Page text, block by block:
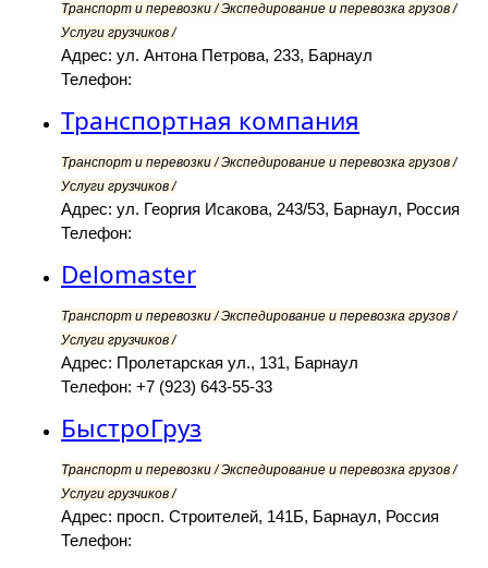
Транспорт и перевозки / Экспедирование и перевозка грузов /
Услуги грузчиков /
Адрес: ул. Антона Петрова, 233, Барнаул
Телефон:
Транспортная компания
Транспорт и перевозки / Экспедирование и перевозка грузов /
Услуги грузчиков /
Адрес: ул. Георгия Исакова, 243/53, Барнаул, Россия
Телефон:
Delomaster
Транспорт и перевозки / Экспедирование и перевозка грузов /
Услуги грузчиков /
Адрес: Пролетарская ул., 131, Барнаул
Телефон: +7 (923) 643-55-33
БыстроГруз
Транспорт и перевозки / Экспедирование и перевозка грузов /
Услуги грузчиков /
Адрес: просп. Строителей, 141Б, Барнаул, Россия
Телефон: